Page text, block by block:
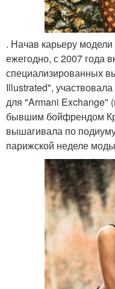
. Начав карьеру
ежегодно, с 2007 года
специализированных
Illustrated",
для "Armani Exchange"
бывшим бойфрендом
вышагивала по
парижской неделе